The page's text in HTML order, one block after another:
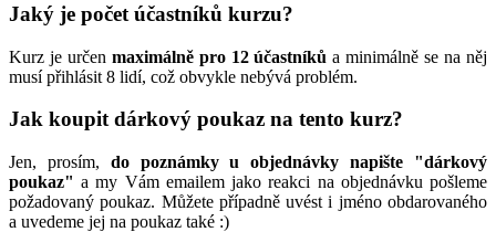
Jaký je počet účastníků kurzu?
Kurz je určen maximálně pro 12 účastníků a minimálně se na něj
musí přihlásit 8 lidí, což obvykle nebývá problém.
Jak koupit dárkový poukaz na tento kurz?
Jen, prosím, do poznámky u objednávky napište "dárkový
poukaz" a my Vám emailem jako reakci na objednávku pošleme
požadovaný poukaz. Můžete případně uvést i jméno obdarovaného
a uvedeme jej na poukaz také :)